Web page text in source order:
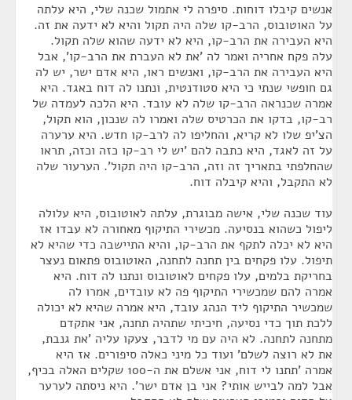
אנשים קיבלו דוחות. סיפרה לי אתמול שכנה שלי, היא עלתה
על האוטובוס, הרב-קו שלה היה תקול והיא לא ידעה את זה.
היא העבירה את הרב-קו, היא לא ידעה שהוא שלה תקול.
עלה פקח אחריה ואמר לה 'את לא העברת את הרב-קו', אבל
היא העבירה את הרב-קו, ואנשים ראו, היא אדם ישר, יש לה
גם חופשי שנתי כי היא סטודנטית, ונתנו לה דוח באגד. היא
אמרה שכנראה הרב-קו שלה לא עובד. היא הלכה לעמדה של
רב-קו, בדקו את הכרטיס שלה ואמרו לה שנכון, הוא תקול,
הצ'יפ שלו לא קריא, והחליפו לה לרב-קו חדש. היא ערערה
על זה לאגד, היא כתבה להם 'יש לי רב-קו כזה וכזה, תראו
שהחלפתי בתאריך זה וזה, הרב-קו היה תקול'. הערעור שלה
לא התקבל, והיא קיבלה דוח.
עוד שכנה שלי, אישה מבוגרת, עלתה לאוטובוס, היא עלולה
ליפול כשהוא בנסיעה. מכשירי התיקוף מאחורה לא עבדו אז
היא לא יכלה לתקף את הרב-קו, והיא התיישבה כדי שהיא לא
תיפול. עלו פקחים בין תחנה לתחנה, האוטובוס פתאום נעצר
בחריקת בלמים, עלו פקחים לאוטובוס ונתנו לה דוח. היא
אמרה להם שמכשירי התיקוף פה לא עובדים, אמרו לה
שמכשיר התיקוף ליד הנהג עובד, היא אמרה שהיא לא יכולה
ללכת תוך כדי נסיעה, חיכיתי שתהיה תחנה, אני אתקדם
מתחנה לתחנה. לא היה עם מי לדבר, צעקו עליה 'את גנבת,
את לא רוצה לשלם' ועוד כל מיני כאלה סיפורים. אז היא
אמרה 'תתנו לי דוח, אני אשלם את ה-100 שקלים האלה בכיף,
אבל למה לבייש אותי? אני בן אדם ישר'. היא ניסתה לערער